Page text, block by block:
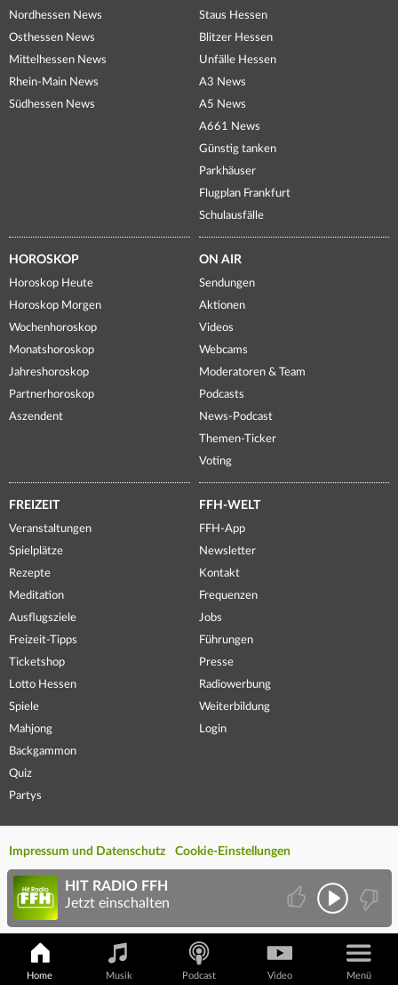
Nordhessen News
Osthessen News
Mittelhessen News
Rhein-Main News
Südhessen News
Staus Hessen
Blitzer Hessen
Unfälle Hessen
A3 News
A5 News
A661 News
Günstig tanken
Parkhäuser
Flugplan Frankfurt
Schulausfälle
HOROSKOP
Horoskop Heute
Horoskop Morgen
Wochenhoroskop
Monatshoroskop
Jahreshoroskop
Partnerhoroskop
Aszendent
ON AIR
Sendungen
Aktionen
Videos
Webcams
Moderatoren & Team
Podcasts
News-Podcast
Themen-Ticker
Voting
FREIZEIT
Veranstaltungen
Spielplätze
Rezepte
Meditation
Ausflugsziele
Freizeit-Tipps
Ticketshop
Lotto Hessen
Spiele
Mahjong
Backgammon
Quiz
Partys
FFH-WELT
FFH-App
Newsletter
Kontakt
Frequenzen
Jobs
Führungen
Presse
Radiowerbung
Weiterbildung
Login
Impressum und Datenschutz Cookie-Einstellungen
Home Musik Podcast Video Menü
HIT RADIO FFH
Jetzt einschalten